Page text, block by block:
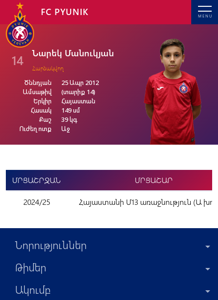
MENU
FC PYUNIK
14 Նարեկ Մանուկյան
Հարձակվող
Ծննդյան
Ամսաթիվ
Երկիր
Հասակ
Քաշ
Ուժեղ ոտք
25 Ապր 2012
(տարիք 14)
Հայաստան
149 սմ
39 կգ
Աջ
ՄՐՑԱՇՐՋԱՆ ՄՐՑԱՇԱՐ
2024/25 Հայաստանի Մ13 առաջնություն (Ա
Նորություններ
Թիմեր
Ակումբ